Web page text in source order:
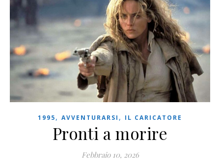
1995, AVVENTURARSI , IL CARICATORE
Pronti a morire
Febbraio 10, 2026